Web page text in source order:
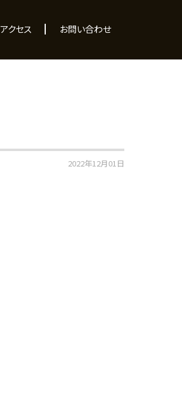
アクセス お問い合わせ
2022年12月01日